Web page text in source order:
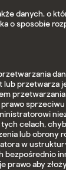
danych, o
o sposobie
przetwarzania
celach,
lub obrony
w
bezpośrednio
aby